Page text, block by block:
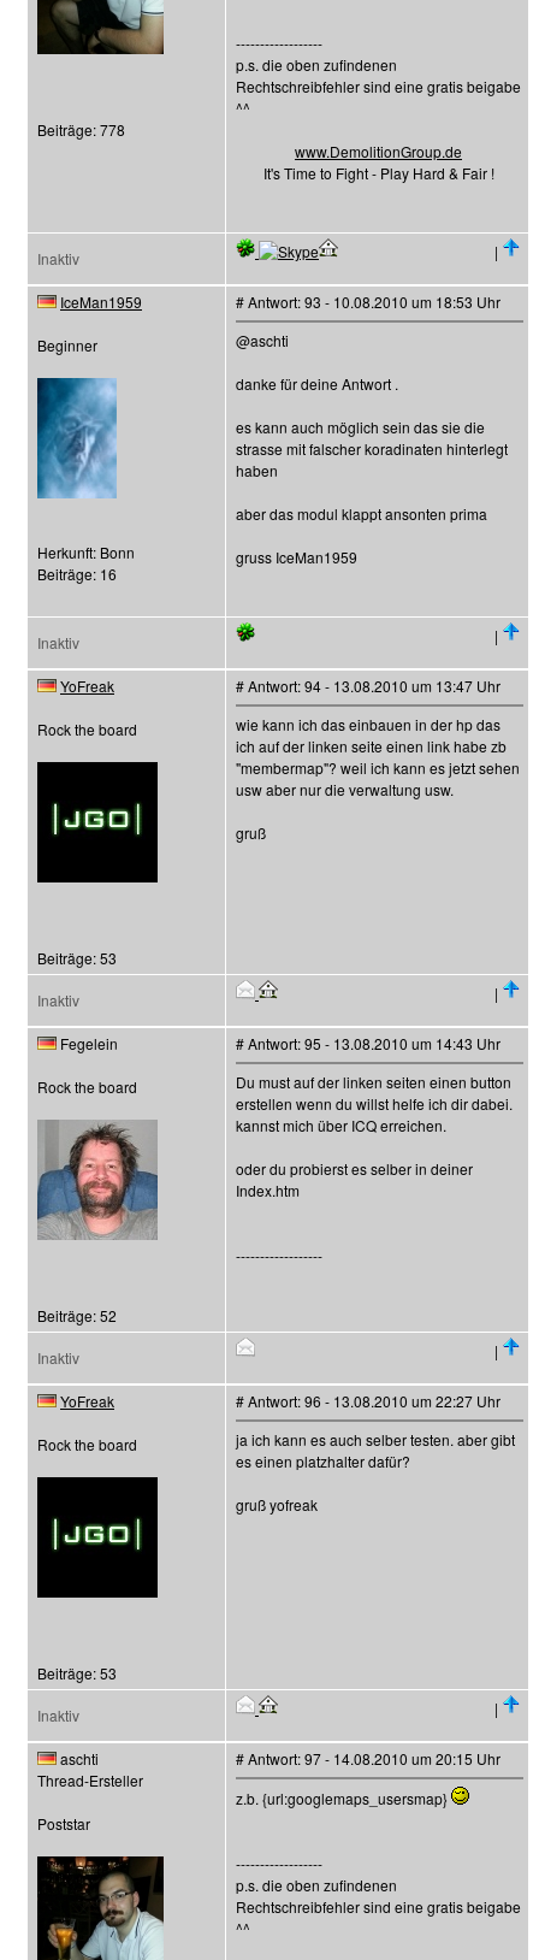
Beiträge: 778
------------------
p.s. die oben zufindenen
Rechtschreibfehler sind eine gratis beigabe
^^
www.DemolitionGroup.de
It's Time to Fight - Play Hard & Fair !
Inaktiv |
IceMan1959
Beginner
Herkunft: Bonn
Beiträge: 16
# Antwort: 93 - 10.08.2010 um 18:53 Uhr
@aschti
danke für deine Antwort .
es kann auch möglich sein das sie die
strasse mit falscher koradinaten hinterlegt
haben
aber das modul klappt ansonten prima
gruss IceMan1959
Inaktiv |
YoFreak
Rock the board
Beiträge: 53
# Antwort: 94 - 13.08.2010 um 13:47 Uhr
wie kann ich das einbauen in der hp das
ich auf der linken seite einen link habe zb
"membermap"? weil ich kann es jetzt sehen
usw aber nur die verwaltung usw.
gruß
Inaktiv |
Fegelein
Rock the board
Beiträge: 52
# Antwort: 95 - 13.08.2010 um 14:43 Uhr
Du must auf der linken seiten einen button
erstellen wenn du willst helfe ich dir dabei.
kannst mich über ICQ erreichen.
oder du probierst es selber in deiner
Index.htm
------------------
Inaktiv |
YoFreak
Rock the board
Beiträge: 53
# Antwort: 96 - 13.08.2010 um 22:27 Uhr
ja ich kann es auch selber testen. aber gibt
es einen platzhalter dafür?
gruß yofreak
Inaktiv |
aschti
Thread-Ersteller
Poststar
# Antwort: 97 - 14.08.2010 um 20:15 Uhr
z.b. {url:googlemaps_usersmap}
------------------
p.s. die oben zufindenen
Rechtschreibfehler sind eine gratis beigabe
^^